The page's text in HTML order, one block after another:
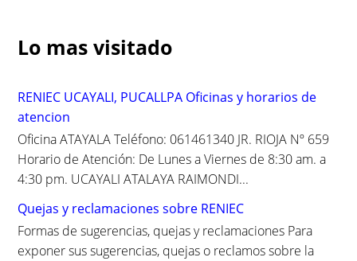
c
h
o
r
:
Lo mas visitado
RENIEC UCAYALI, PUCALLPA Oficinas y horarios de
atencion
Oficina ATAYALA Teléfono: 061461340 JR. RIOJA Nº 659
Horario de Atención: De Lunes a Viernes de 8:30 am. a
4:30 pm. UCAYALI ATALAYA RAIMONDI...
Quejas y reclamaciones sobre RENIEC
Formas de sugerencias, quejas y reclamaciones Para
exponer sus sugerencias, quejas o reclamos sobre la